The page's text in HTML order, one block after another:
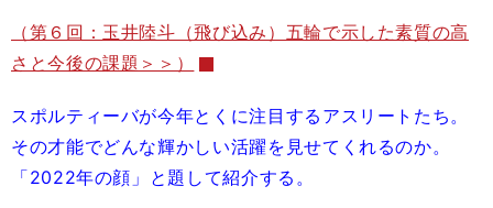
（第６回：玉井陸斗（飛び込み）五輪で示した素質の高
さと今後の課題＞＞）
スポルティーバが今年とくに注目するアスリートたち。
その才能でどんな輝かしい活躍を見せてくれるのか。
「2022年の顔」と題して紹介する。